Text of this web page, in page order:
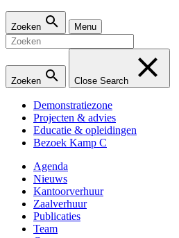
Zoeken Menu
Zoeken Close Search
Demonstratiezone
Projecten & advies
Educatie & opleidingen
Bezoek Kamp C
Agenda
Nieuws
Kantoorverhuur
Zaalverhuur
Publicaties
Team